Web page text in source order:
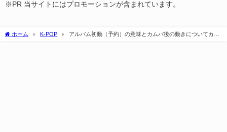
※PR 当サイトにはプロモーションが含まれています。
ホーム K-POP
アルバム初動（予約）の意味とカムバ後の動きについてカシ